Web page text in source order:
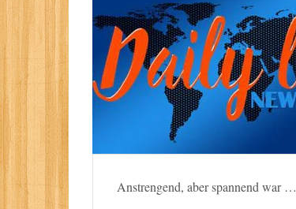
Anstrengend, aber spannend war …